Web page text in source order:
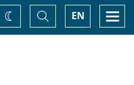
EN
Basculer
la
recherche
Changez
de